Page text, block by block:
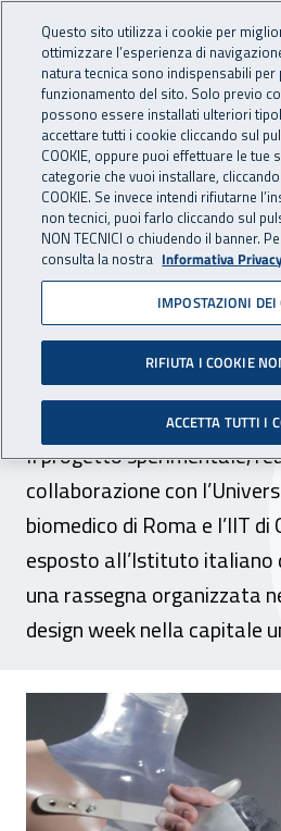
INAIL - Istituto
Navigazione
Navigazione - Ti trovi in:
Home Inail comunica News
08 ottobre 2019
Il prototipo
Centro protesi
mostra a
Il progetto sperimentale,
collaborazione con
biomedico di Roma e l’IIT di
esposto all’Istituto italiano
una rassegna organizzata
design week nella capitale
Il prototipo
Questo sito utilizza i cookie per
ottimizzare l’esperienza di
natura tecnica sono indispensabili
funzionamento del sito. Solo previo
possono essere installati ulteriori
accettare tutti i cookie cliccando sul
COOKIE, oppure puoi effettuare le tue
categorie che vuoi installare, cliccando
COOKIE. Se invece intendi rifiutarne
non tecnici, puoi farlo cliccando sul
NON TECNICI o chiudendo il banner.
consulta la nostra Informativa
IMPOSTAZIONI DEI
RIFIUTA I COOKIE
ACCETTA TUTTI I